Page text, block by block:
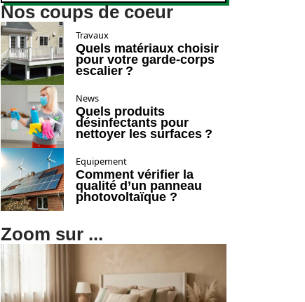
Nos coups de coeur
Travaux
Quels matériaux choisir
pour votre garde-corps
escalier ?
News
Quels produits
désinfectants pour
nettoyer les surfaces ?
Equipement
Comment vérifier la
qualité d’un panneau
photovoltaïque ?
Zoom sur ...